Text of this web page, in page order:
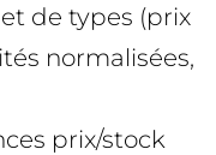
de types (prix
normalisées,
prix/stock